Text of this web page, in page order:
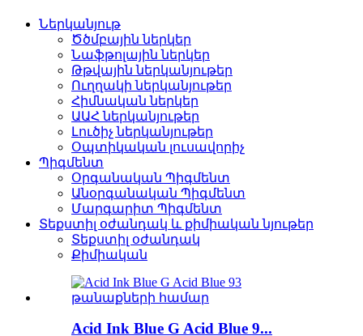
Ներկանյութ
Ծծմբային ներկեր
Նաֆթոլային ներկեր
Թթվային ներկանյութեր
Ուղղակի ներկանյութեր
Հիմնական ներկեր
ԱԱՀ ներկանյութեր
Լուծիչ ներկանյութեր
Օպտիկական լուսավորիչ
Պիգմենտ
Օրգանական Պիգմենտ
Անօրգանական Պիգմենտ
Մարգարիտ Պիգմենտ
Տեքստիլ օժանդակ և քիմիական նյութեր
Տեքստիլ օժանդակ
Քիմիական
Acid Ink Blue G Acid Blue 9...